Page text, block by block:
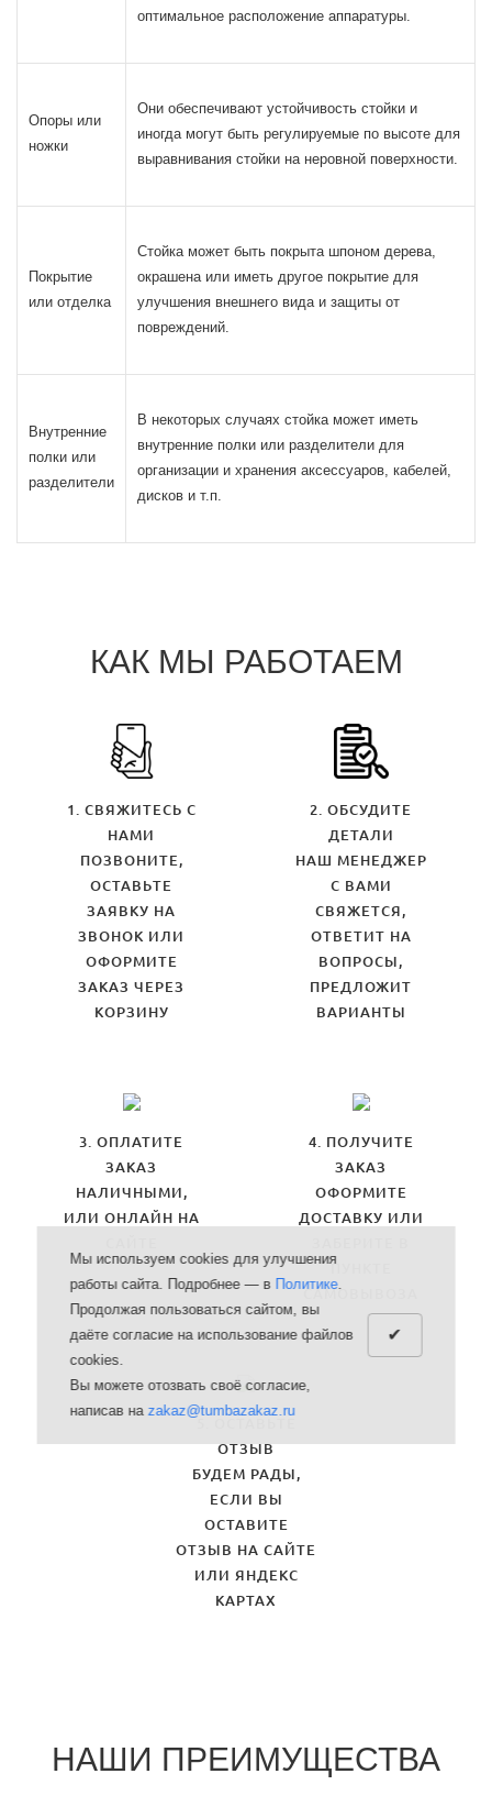
оптимальное расположение аппаратуры.
Опоры или
ножки
Они обеспечивают устойчивость стойки и
иногда могут быть регулируемые по высоте для
выравнивания стойки на неровной поверхности.
Покрытие
или отделка
Стойка может быть покрыта шпоном дерева,
окрашена или иметь другое покрытие для
улучшения внешнего вида и защиты от
повреждений.
Внутренние
полки или
разделители
В некоторых случаях стойка может иметь
внутренние полки или разделители для
организации и хранения аксессуаров, кабелей,
дисков и т.п.
КАК МЫ РАБОТАЕМ
1. СВЯЖИТЕСЬ С
НАМИ
ПОЗВОНИТЕ,
ОСТАВЬТЕ
ЗАЯВКУ НА
ЗВОНОК ИЛИ
ОФОРМИТЕ
ЗАКАЗ ЧЕРЕЗ
КОРЗИНУ
2. ОБСУДИТЕ
ДЕТАЛИ
НАШ МЕНЕДЖЕР
С ВАМИ
СВЯЖЕТСЯ,
ОТВЕТИТ НА
ВОПРОСЫ,
ПРЕДЛОЖИТ
ВАРИАНТЫ
3. ОПЛАТИТЕ
ЗАКАЗ
НАЛИЧНЫМИ,
ИЛИ ОНЛАЙН НА
4. ПОЛУЧИТЕ
ЗАКАЗ
ОФОРМИТЕ
ДОСТАВКУ ИЛИ
ПУНКТЕ
САМОВЫВОЗА
ОТЗЫВ
БУДЕМ РАДЫ,
ЕСЛИ ВЫ
ОСТАВИТЕ
ОТЗЫВ НА САЙТЕ
ИЛИ ЯНДЕКС
КАРТАХ
НАШИ ПРЕИМУЩЕСТВА
Мы используем cookies для улучшения
работы сайта. Подробнее — в Политике.
Продолжая пользоваться сайтом, вы
даёте согласие на использование файлов
cookies.
Вы можете отозвать своё согласие,
написав наzakaz@tumbazakaz.ru
✔